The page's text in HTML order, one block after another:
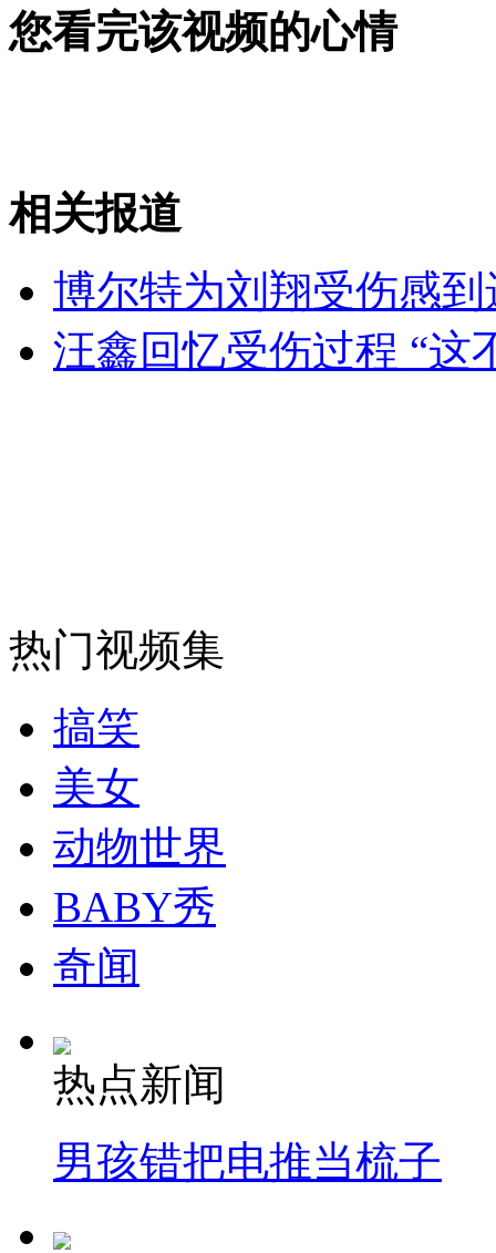
女孩北京地铁殴打老人 痛下狠手拳打脚踢
无痛分娩是否安全 医生回应
安徽一实载49人客车翻车
走！跟着总书记去植树
消防员救轻生者 花炮节热闹非凡
纽约上演“枕头大战”
司机酒驾遇交警 急速倒车逃窜
您看完该视频的心情
相关报道
博尔特为刘翔受伤感
汪鑫回忆受伤过程 “这
热门视频集
搞笑
美女
动物世界
BABY秀
奇闻
热点新闻
男孩错把电推当梳子